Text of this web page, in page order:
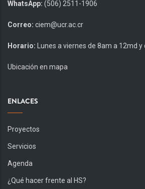
WhatsApp: (506) 2511-1906
Correo: ciem@ucr.ac.cr
Horario: Lunes a viernes de 8am a 12md
Ubicación en mapa
ENLACES
Proyectos
Servicios
Agenda
¿Qué hacer frente al HS?